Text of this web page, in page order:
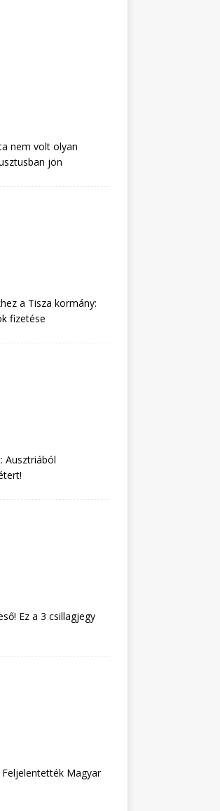
nem volt olyan
jön
a Tisza kormány:
fizetése
Ausztriából
Ez a 3 csillagjegy
Magyar